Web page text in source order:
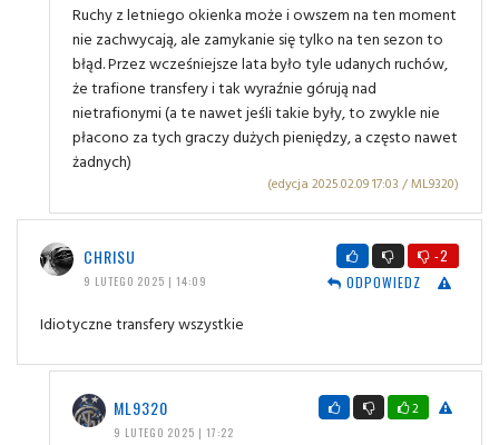
Ruchy z letniego okienka może i owszem na ten moment
nie zachwycają, ale zamykanie się tylko na ten sezon to
błąd. Przez wcześniejsze lata było tyle udanych ruchów,
że trafione transfery i tak wyraźnie górują nad
nietrafionymi (a te nawet jeśli takie były, to zwykle nie
płacono za tych graczy dużych pieniędzy, a często nawet
żadnych)
(edycja 2025.02.09 17:03 / ML9320)
CHRISU
9 LUTEGO 2025 | 14:09
-2
ODPOWIEDZ
Idiotyczne transfery wszystkie
ML9320
9 LUTEGO 2025 | 17:22
2